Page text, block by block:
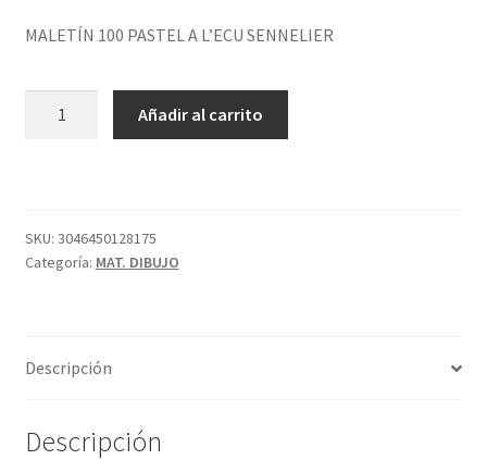
MALETÍN 100 PASTEL A L’ECU SENNELIER
SENNELIER
cantidad
Añadir al carrito
SKU: 3046450128175
Categoría: MAT. DIBUJO
Descripción
Descripción